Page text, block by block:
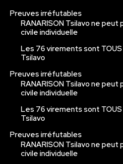
Preuves irréfutables
RANARISON Tsilavo ne
civile individuelle
Les 76 virements sont TOUS
Tsilavo
Preuves irréfutables
RANARISON Tsilavo ne
civile individuelle
Les 76 virements sont TOUS
Tsilavo
Preuves irréfutables
RANARISON Tsilavo ne
civile individuelle